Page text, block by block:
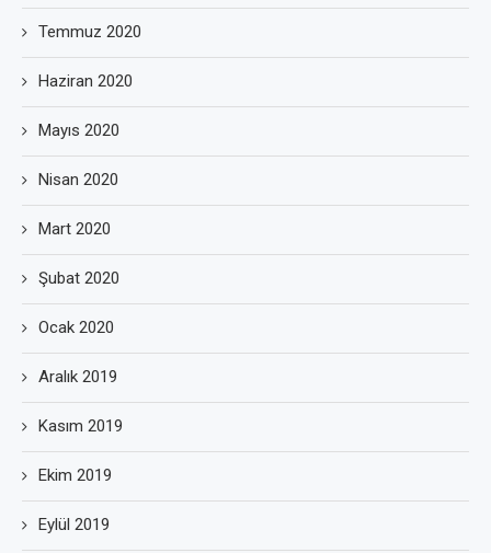
Temmuz 2020
Haziran 2020
Mayıs 2020
Nisan 2020
Mart 2020
Şubat 2020
Ocak 2020
Aralık 2019
Kasım 2019
Ekim 2019
Eylül 2019